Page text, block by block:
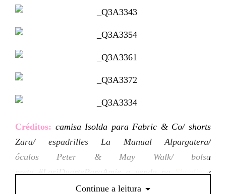
Créditos: camisa Isolda para Fabric & Co/ shorts
Zara/ espadrilles La Manual Alpargatera/
óculos Peter & May Walk/ bolsa
preta #LariDuarteParaAmie a venda naShoplixe
Continue a leitura